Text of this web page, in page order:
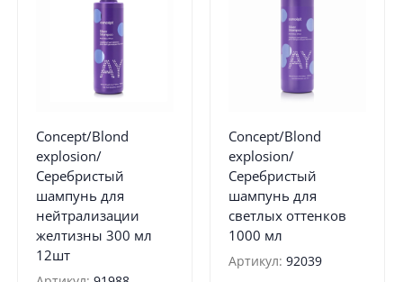
Concept/Blond
explosion/
Серебристый
шампунь для
нейтрализации
желтизны 300 мл
12шт
Concept/Blond
explosion/
Серебристый
шампунь для
светлых оттенков
1000 мл
Артикул: 92039